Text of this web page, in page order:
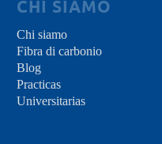
CHI SIAMO
Chi siamo
Fibra di carbonio
Blog
Practicas
Universitarias